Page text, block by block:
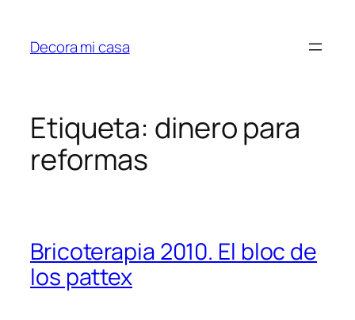
contenido
Decora mi casa
Etiqueta: dinero para
reformas
Bricoterapia 2010. El bloc de
los pattex